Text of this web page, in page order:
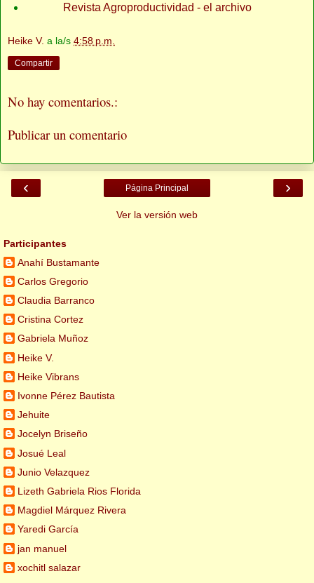
Revista Agroproductividad - el archivo
Heike V. a la/s 4:58 p.m.
Compartir
No hay comentarios.:
Publicar un comentario
‹ ›
Página Principal
Ver la versión web
Participantes
Anahí Bustamante
Carlos Gregorio
Claudia Barranco
Cristina Cortez
Gabriela Muñoz
Heike V.
Heike Vibrans
Ivonne Pérez Bautista
Jehuite
Jocelyn Briseño
Josué Leal
Junio Velazquez
Lizeth Gabriela Rios Florida
Magdiel Márquez Rivera
Yaredi García
jan manuel
xochitl salazar